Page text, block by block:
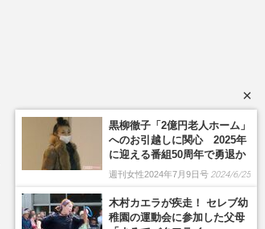
×
黒柳徹子「2億円老人ホーム」
へのお引越しに関心 2025年
に迎える番組50周年で勇退か
週刊女性2024年7月9日号 2024/6/25
木村カエラが疾走！ セレブ幼
稚園の運動会に参加した父母